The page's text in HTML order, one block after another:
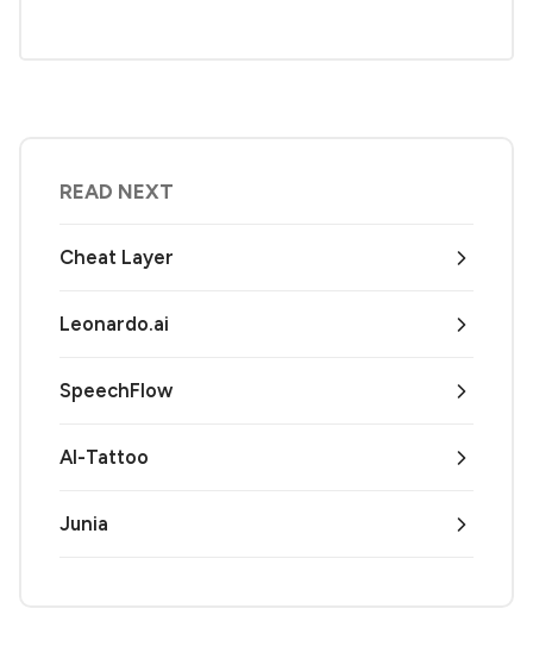
READ NEXT
Cheat Layer
Leonardo.ai
SpeechFlow
AI-Tattoo
Junia